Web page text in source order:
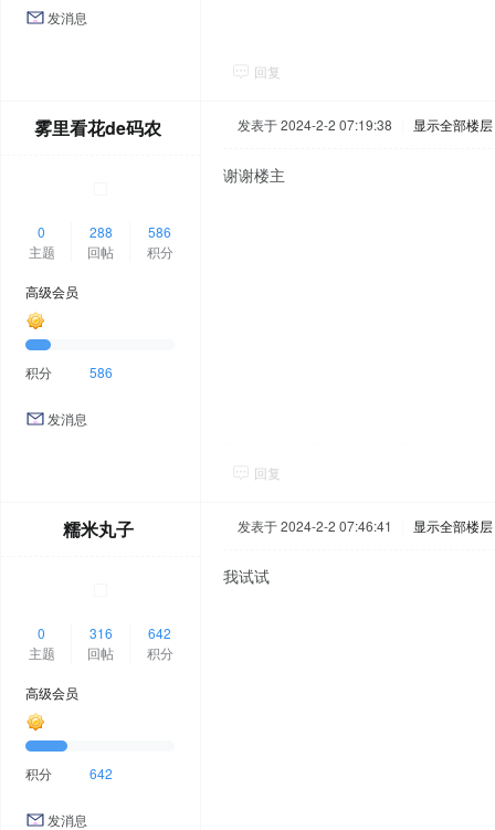
发消息
回复
雾里看花de码农
0
主题
288
回帖
586
积分
高级会员
积分 586
发消息
发表于 2024-2-2 07:19:38 显示全部楼层
谢谢楼主
回复
糯米丸子
0
主题
316
回帖
642
积分
高级会员
积分 642
发消息
发表于 2024-2-2 07:46:41 显示全部楼层
我试试